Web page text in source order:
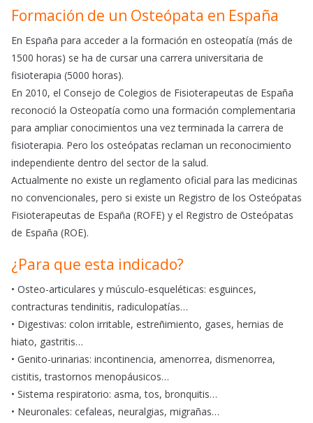
Formación de un Osteópata en España
En España para acceder a la formación en osteopatía (más de
1500 horas) se ha de cursar una carrera universitaria de
fisioterapia (5000 horas).
En 2010, el Consejo de Colegios de Fisioterapeutas de España
reconoció la Osteopatía como una formación complementaria
para ampliar conocimientos una vez terminada la carrera de
fisioterapia. Pero los osteópatas reclaman un reconocimiento
independiente dentro del sector de la salud.
Actualmente no existe un reglamento oficial para las medicinas
no convencionales, pero si existe un Registro de los Osteópatas
Fisioterapeutas de España (ROFE) y el Registro de Osteópatas
de España (ROE).
¿Para que esta indicado?
• Osteo-articulares y músculo-esqueléticas: esguinces,
contracturas tendinitis, radiculopatías…
• Digestivas: colon irritable, estreñimiento, gases, hernias de
hiato, gastritis…
• Genito-urinarias: incontinencia, amenorrea, dismenorrea,
cistitis, trastornos menopáusicos…
• Sistema respiratorio: asma, tos, bronquitis…
• Neuronales: cefaleas, neuralgias, migrañas…